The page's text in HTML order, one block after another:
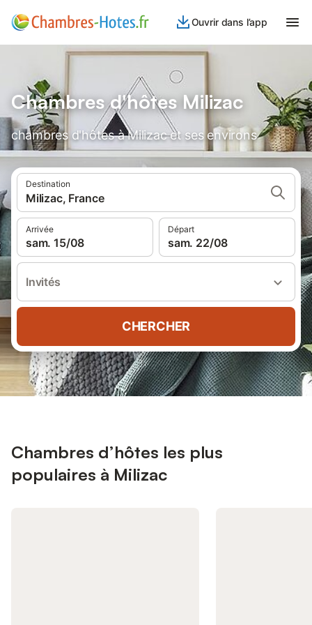
Ouvrir dans l’app
Chambres d'hôtes Milizac
chambres d'hôtes à Milizac et ses environs
Destination
Milizac, France
Arrivée
sam. 15/08
Départ
sam. 22/08
Invités
CHERCHER
Chambres d’hôtes les plus
populaires à Milizac